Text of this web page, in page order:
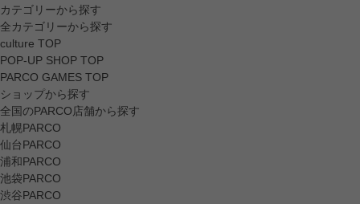
カテゴリーから探す
全カテゴリーから探す
culture TOP
POP-UP SHOP TOP
PARCO GAMES TOP
ショップから探す
全国のPARCO店舗から探す
札幌PARCO
仙台PARCO
浦和PARCO
池袋PARCO
渋谷PARCO